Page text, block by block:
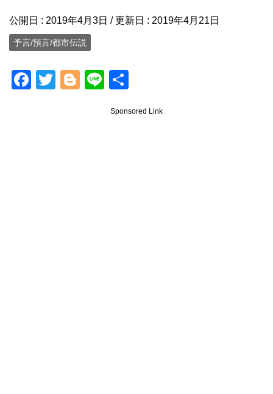
公開日 : 2019年4月3日 / 更新日 : 2019年4月21日
予言/預言/都市伝説
F
T
Bl
Li
e
Sponsored Link